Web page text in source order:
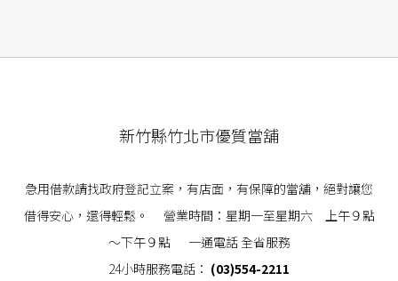
新竹縣竹北市優質當舖
急用借款請找政府登記立案，有店面，有保障的當舖，絕對讓您
借得安心，還得輕鬆。 營業時間：星期一至星期六 上午９點
～下午９點 一通電話 全省服務
24小時服務電話： (03)554-2211